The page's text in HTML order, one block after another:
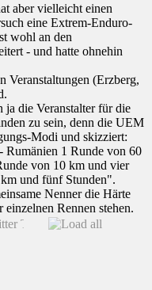
aber vielleicht einen
eine Extrem-Enduro-
wohl an den
- und hatte ohnehin
Veranstaltungen (Erzberg,
die Veranstalter für die
zu sein, denn die UEM
Modi und skizziert:
Rumänien 1 Runde von 60
von 10 km und vier
und fünf Stunden".
Nenner die Härte
Rennen stehen.